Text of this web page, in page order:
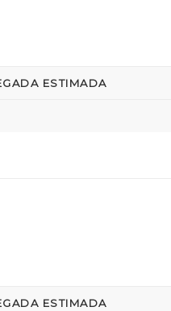
ESTIMADA
ESTIMADA